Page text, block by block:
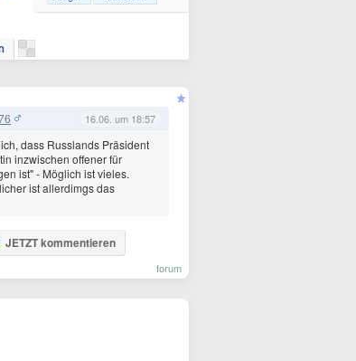
16.06. um 18:57
dass Russlands Präsident
inzwischen offener für
ist" - Möglich ist vieles.
ist allerdimgs das
JETZT kommentieren
forum